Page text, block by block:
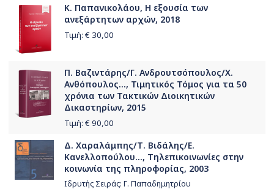
Κ. Παπανικολάου, Η εξουσία των
ανεξάρτητων αρχών, 2018
Τιμή: € 30,00
Π. Βαζιντάρης/Γ. Ανδρουτσόπουλος/Χ.
Ανθόπουλος..., Τιμητικός Τόμος για τα 50
χρόνια των Τακτικών Διοικητικών
Δικαστηρίων, 2015
Τιμή: € 90,00
Δ. Χαραλάμπης/Τ. Βιδάλης/Ε.
Κανελλοπούλου..., Τηλεπικοινωνίες στην
κοινωνία της πληροφορίας, 2003
Ιδρυτής Σειράς: Γ. Παπαδημητρίου